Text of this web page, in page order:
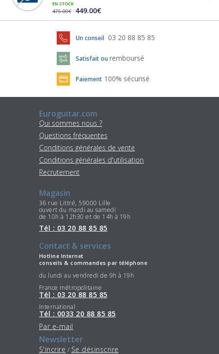
EN STOCK
475.00€ 449.00€
Un conseil 03 20 88 85 85
Satisfait ou remboursé
Paiement 100% sécurisé
Euroguitar.com
Qui sommes nous ?
Questions fréquentes
Conditions générales de vente
Conditions générales d'utilisation
Recrutement
Magasin
36 rue Littré, 59000 Lille
ouvert du mardi au samedi
de 10h à 12h30 et de 14h à 19h
Tél : 03 20 88 85 85
Contact & services
Hotline Internet
conseils & commandes par téléphone
du lundi au vendredi de 9h à 19h
France métropolitaine
Tél : 03 20 88 85 85
International
Tél : 0033 20 88 85 85
Par e-mail
Newsletter
S'incrire / Se désinscrire